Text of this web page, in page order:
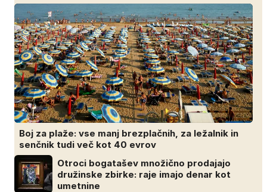
Boj za plaže: vse manj brezplačnih, za ležalnik in
senčnik tudi več kot 40 evrov
Otroci bogatašev množično prodajajo
družinske zbirke: raje imajo denar kot
umetnine